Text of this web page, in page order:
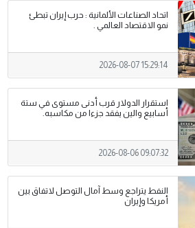
اتحاد الصناعات الألمانية : حرب إيران تبطئ
نمو الاقتصاد العالمي .
2026-08-07 15:29:14
استقرار الدولار قرب أدنى مستوى في ستة
أسابيع والين يفقد جزءا من مكاسبه.
2026-08-06 09:07:32
النفط يتراجع وسط آمال التوصل لاتفاق بين
أمريكا وإيران